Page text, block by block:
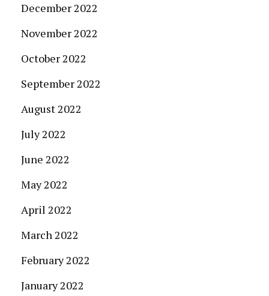
December 2022
November 2022
October 2022
September 2022
August 2022
July 2022
June 2022
May 2022
April 2022
March 2022
February 2022
January 2022